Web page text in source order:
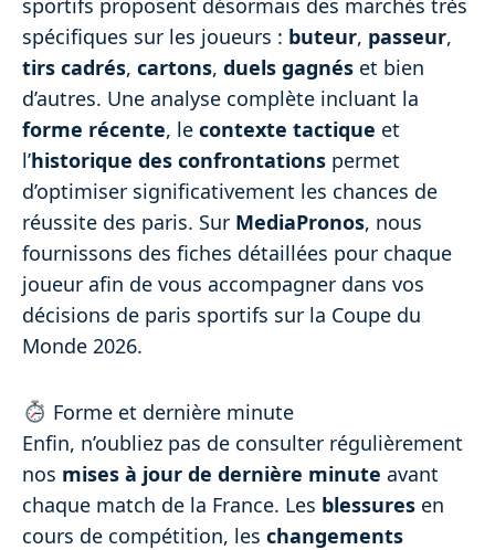
sportifs proposent désormais des marchés très
spécifiques sur les joueurs : buteur, passeur,
tirs cadrés, cartons, duels gagnés et bien
d’autres. Une analyse complète incluant la
forme récente, le contexte tactique et
l’historique des confrontations permet
d’optimiser significativement les chances de
réussite des paris. Sur MediaPronos, nous
fournissons des fiches détaillées pour chaque
joueur afin de vous accompagner dans vos
décisions de paris sportifs sur la Coupe du
Monde 2026.
Forme et dernière minute
Enfin, n’oubliez pas de consulter régulièrement
nos mises à jour de dernière minute avant
chaque match de la France. Les blessures en
cours de compétition, les changements